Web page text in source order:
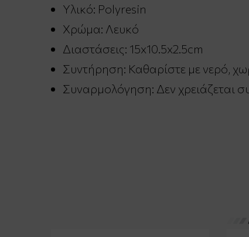
Υλικό: Polyresin
Χρώμα: Λευκό
Διαστάσεις: 15x10.5x2.5cm
Συντήρηση: Καθαρίστε με νερό,
Συναρμολόγηση: Δεν χρειάζεται